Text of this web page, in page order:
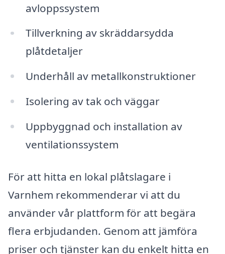
avloppssystem
Tillverkning av skräddarsydda
plåtdetaljer
Underhåll av metallkonstruktioner
Isolering av tak och väggar
Uppbyggnad och installation av
ventilationssystem
För att hitta en lokal plåtslagare i
Varnhem rekommenderar vi att du
använder vår plattform för att begära
flera erbjudanden. Genom att jämföra
priser och tjänster kan du enkelt hitta en